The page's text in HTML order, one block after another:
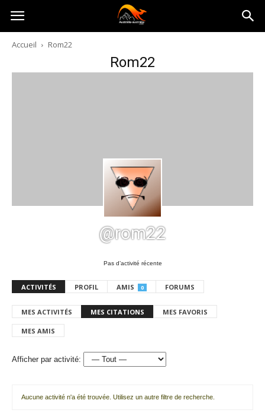
Australia-
australie.com
Accueil Rom22
Rom22
@rom22
Pas d’activité récente
ACTIVITÉS PROFIL AMIS 0 FORUMS
MES ACTIVITÉS MES CITATIONS MES FAVORIS
MES AMIS
Afficher par activité:
Aucune activité n'a été trouvée. Utilisez un autre filtre de recherche.